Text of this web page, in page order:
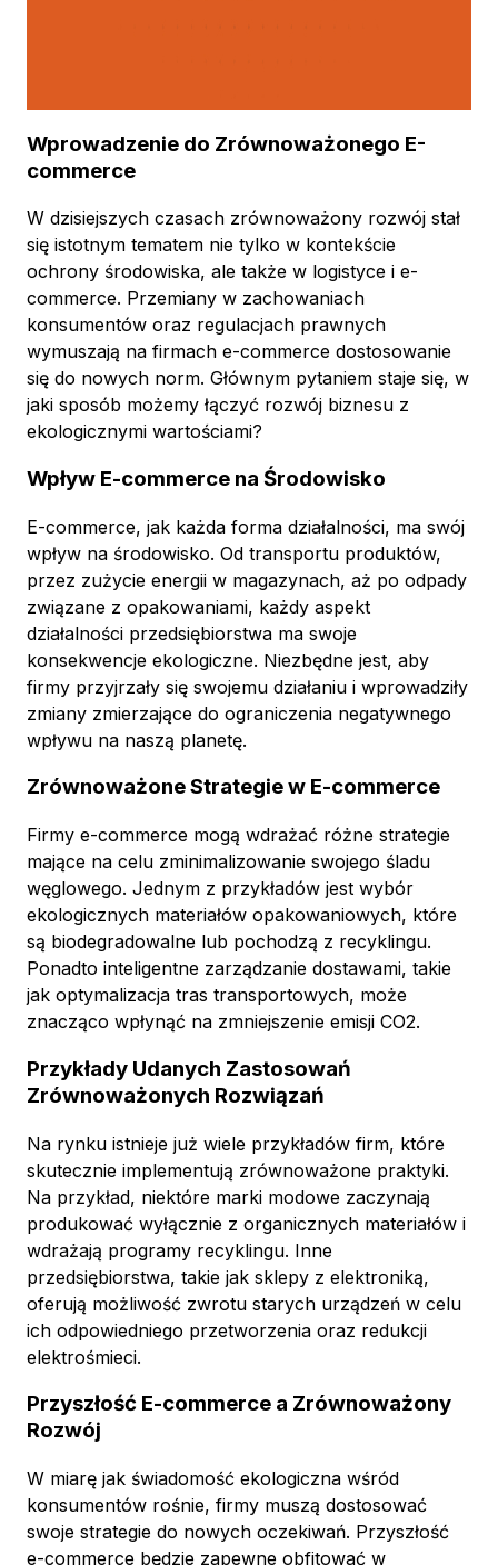
Wprowadzenie do Zrównoważonego E-
commerce
W dzisiejszych czasach zrównoważony rozwój stał
się istotnym tematem nie tylko w kontekście
ochrony środowiska, ale także w logistyce i e-
commerce. Przemiany w zachowaniach
konsumentów oraz regulacjach prawnych
wymuszają na firmach e-commerce dostosowanie
się do nowych norm. Głównym pytaniem staje się, w
jaki sposób możemy łączyć rozwój biznesu z
ekologicznymi wartościami?
Wpływ E-commerce na Środowisko
E-commerce, jak każda forma działalności, ma swój
wpływ na środowisko. Od transportu produktów,
przez zużycie energii w magazynach, aż po odpady
związane z opakowaniami, każdy aspekt
działalności przedsiębiorstwa ma swoje
konsekwencje ekologiczne. Niezbędne jest, aby
firmy przyjrzały się swojemu działaniu i wprowadziły
zmiany zmierzające do ograniczenia negatywnego
wpływu na naszą planetę.
Zrównoważone Strategie w E-commerce
Firmy e-commerce mogą wdrażać różne strategie
mające na celu zminimalizowanie swojego śladu
węglowego. Jednym z przykładów jest wybór
ekologicznych materiałów opakowaniowych, które
są biodegradowalne lub pochodzą z recyklingu.
Ponadto inteligentne zarządzanie dostawami, takie
jak optymalizacja tras transportowych, może
znacząco wpłynąć na zmniejszenie emisji CO2.
Przykłady Udanych Zastosowań
Zrównoważonych Rozwiązań
Na rynku istnieje już wiele przykładów firm, które
skutecznie implementują zrównoważone praktyki.
Na przykład, niektóre marki modowe zaczynają
produkować wyłącznie z organicznych materiałów i
wdrażają programy recyklingu. Inne
przedsiębiorstwa, takie jak sklepy z elektroniką,
oferują możliwość zwrotu starych urządzeń w celu
ich odpowiedniego przetworzenia oraz redukcji
elektrośmieci.
Przyszłość E-commerce a Zrównoważony
Rozwój
W miarę jak świadomość ekologiczna wśród
konsumentów rośnie, firmy muszą dostosować
swoje strategie do nowych oczekiwań. Przyszłość
e-commerce będzie zapewne obfitować w